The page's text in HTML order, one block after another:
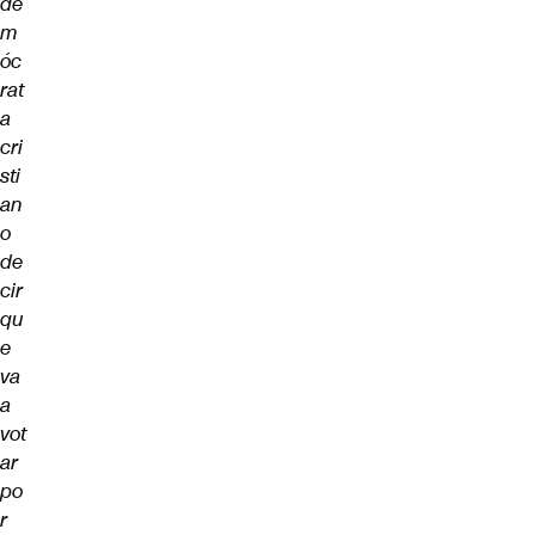
m
óc
rat
a
cri
sti
an
o
de
cir
qu
e
va
a
vot
ar
po
r